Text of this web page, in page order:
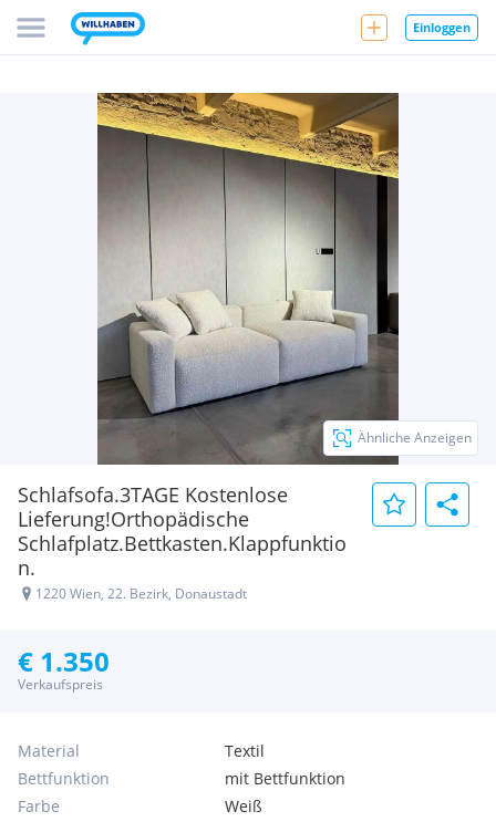
Einloggen
Schlafsofa.3TAGE Kostenlose
Lieferung!Orthopädische
Schlafplatz.Bettkasten.Klappfunktio
n.
1220 Wien, 22. Bezirk, Donaustadt
Ähnliche Anzeigen
€ 1.350
Verkaufspreis
Material
Textil
Bettfunktion
mit Bettfunktion
Farbe
Weiß